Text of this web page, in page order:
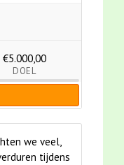
€5.000,00
DOEL
we veel,
tijdens